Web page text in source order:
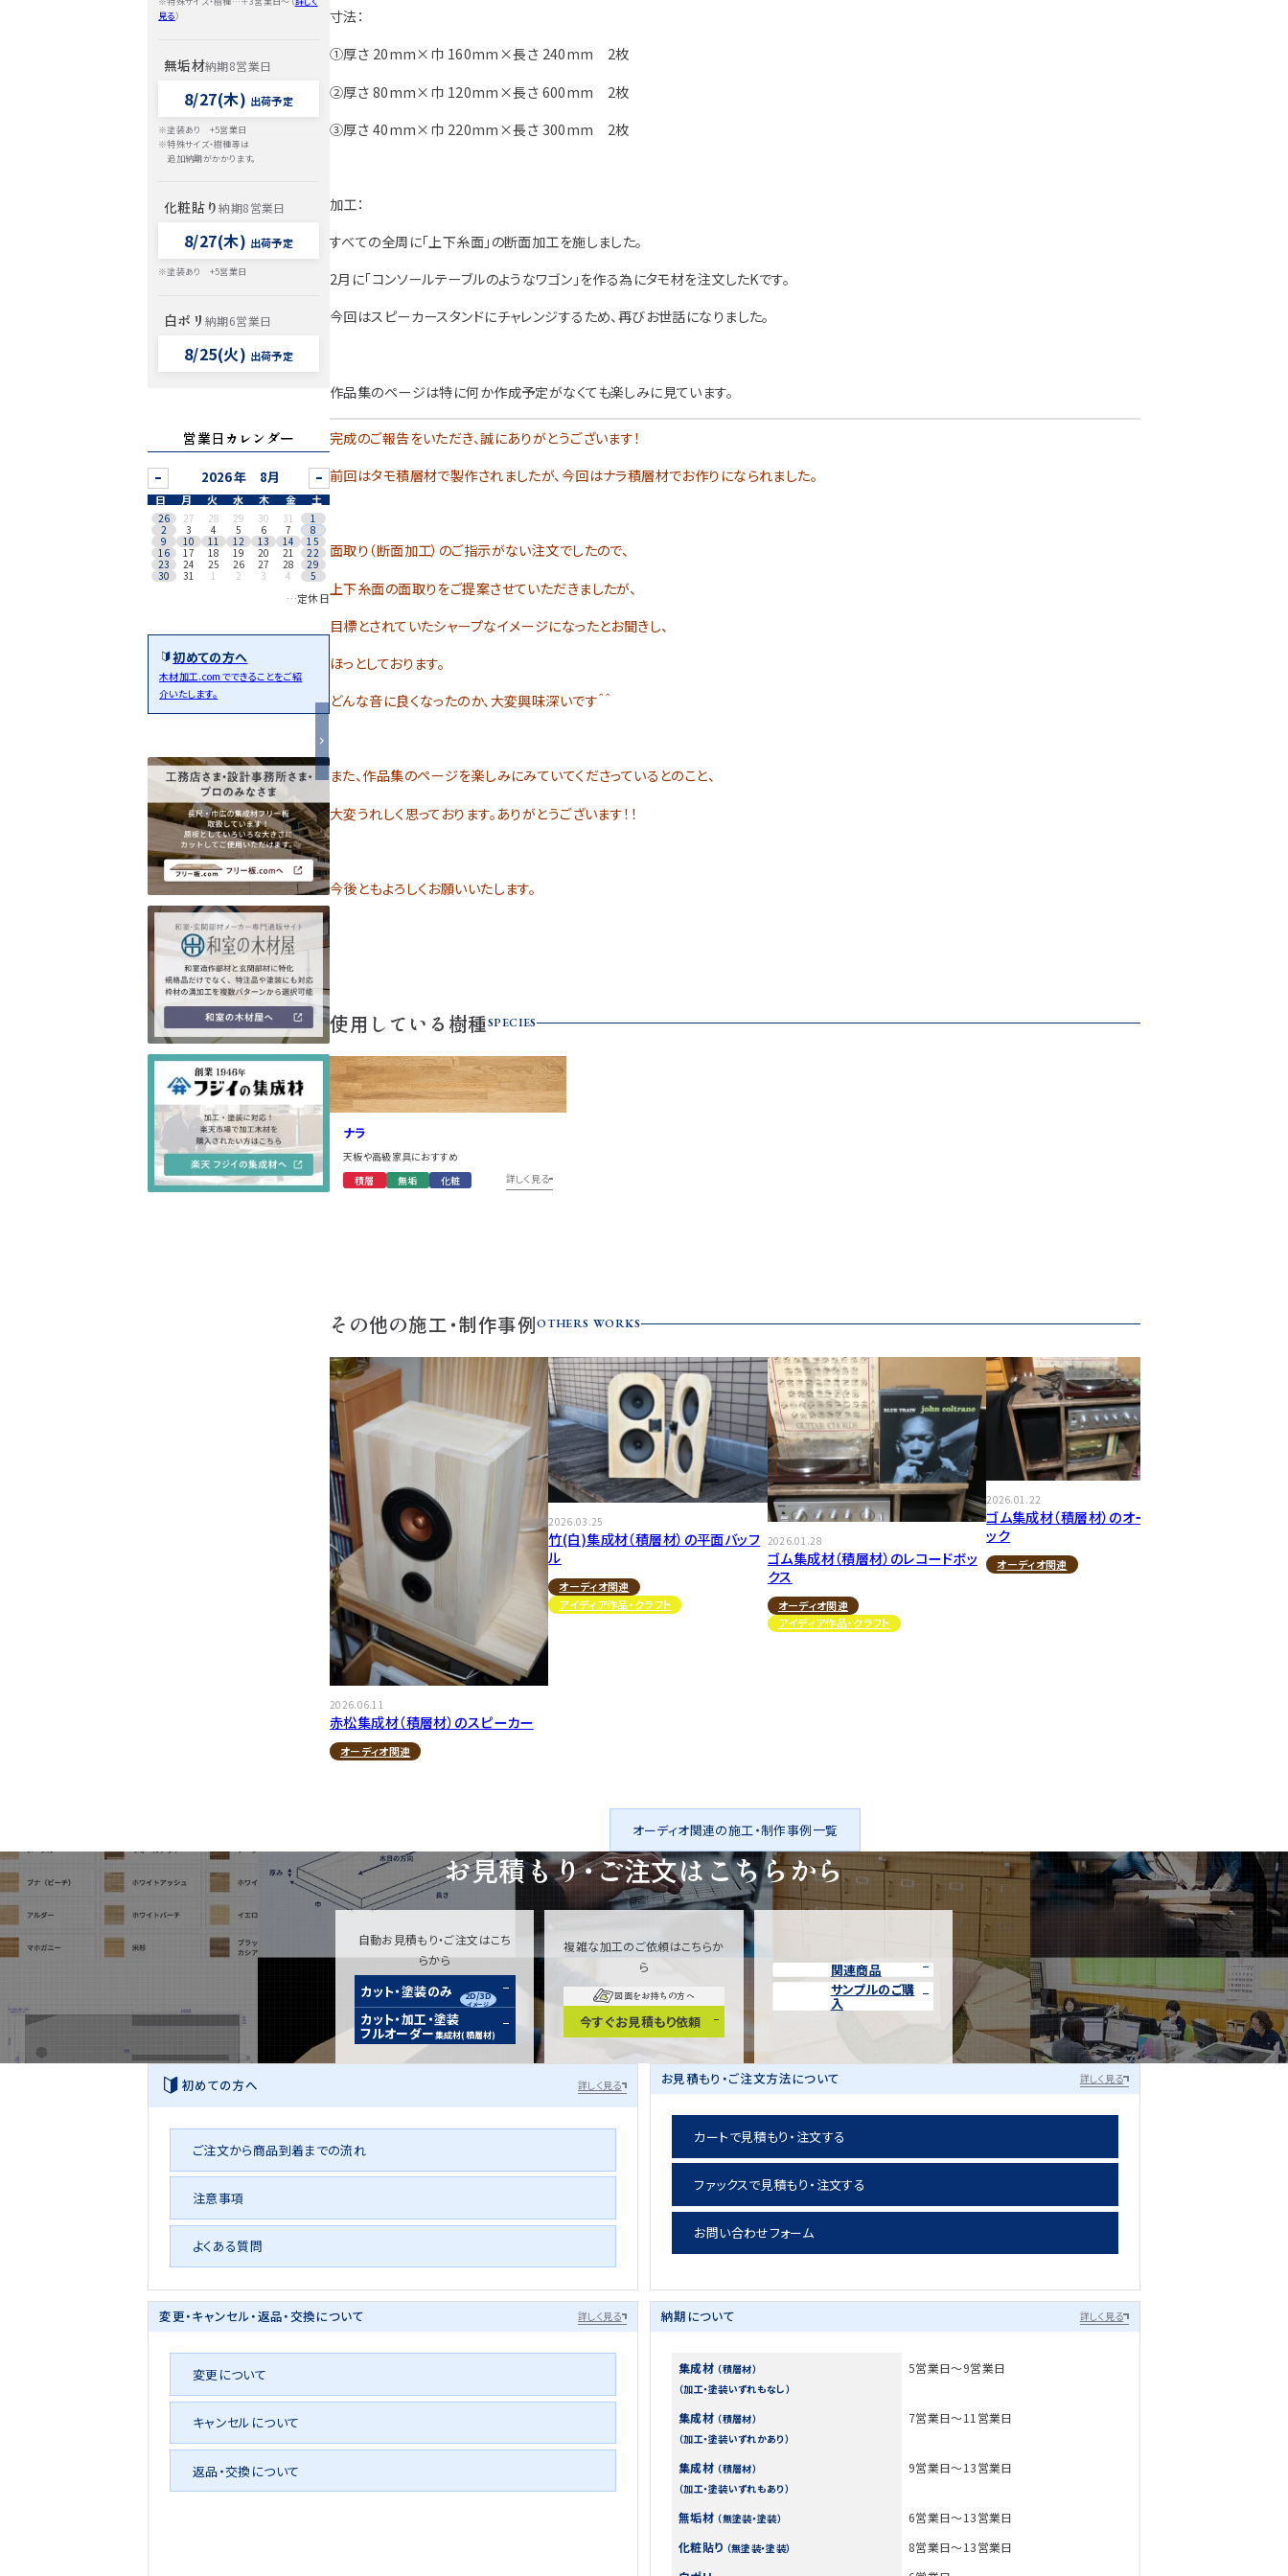
寸法：
①厚さ 20mm×巾 160mm×長さ 240mm 2枚
②厚さ 80mm×巾 120mm×長さ 600mm 2枚
③厚さ 40mm×巾 220mm×長さ 300mm 2枚
加工：
すべての全周に「上下糸面」の断面加工を施しました。
2月に「コンソールテーブルのようなワゴン」を作る為にタモ材を注文したKです。
今回はスピーカースタンドにチャレンジするため、再びお世話になりました。
作品集のページは特に何か作成予定がなくても楽しみに見ています。
完成のご報告をいただき、誠にありがとうございます！
前回はタモ積層材で製作されましたが、今回はナラ積層材でお作りになられました。
面取り（断面加工）のご指示がない注文でしたので、
上下糸面の面取りをご提案させていただきましたが、
目標とされていたシャープなイメージになったとお聞きし、
ほっとしております。
どんな音に良くなったのか、大変興味深いです＾＾
また、作品集のページを楽しみにみていてくださっているとのこと、
大変うれしく思っております。ありがとうございます！！
今後ともよろしくお願いいたします。
使用している樹種SPECIES
ナラ
天板や高級家具におすすめ
積層
無垢 化粧 詳しく見る
その他の施工・制作事例OTHERS WORKS
2026.06.11
赤松集成材（積層材）のスピーカー
オーディオ関連
2026.03.25
竹(白)集成材（積層材）の平面バッフ
ル
オーディオ関連
アイディア作品・クラフト
2026.01.28
ゴム集成材（積層材）のレコードボッ
クス
オーディオ関連
アイディア作品・クラフト
2026.01.22
ゴム集成材（積層材）のオーディオラ
ック
オーディオ関連
オーディオ関連の施工・制作事例一覧
見る）
無垢材納期8営業日
8/27(木) 出荷予定
※塗装あり +5営業日
※特殊サイズ・樹種等は
追加納期がかかります。
化粧貼り納期8営業日
8/27(木) 出荷予定
※塗装あり +5営業日
白ポリ納期6営業日
8/25(火) 出荷予定
営業日カレンダー
8月
日 月 火 水 木 金 土
26 27 28 29 30 31
1
2
3 4 5 6 7
8
9
10 11 12 13 14
15
16
17 18 19 20 21
22
23
24 25 26 27 28
29
30
31 1 2 3 4 5
…定休日
初めての方へ
木材加工.comでできることをご紹
介いたします。
お見積もり・ご注文はこちらから
自動お見積もり・ご注文はこち
らから
カット・塗装のみ
カット・加工・塗装
フルオーダー集成材(積層材)
2D/3D
イメージ
複雑な加工のご依頼はこちらか
ら
図面をお持ちの方へ
今すぐお見積もり依頼
関連商品
サンプルのご購
入
初めての方へ 詳しく見る
ご注文から商品到着までの流れ
注意事項
よくある質問
お見積もり・ご注文方法について 詳しく見る
カートで見積もり・注文する
ファックスで見積もり・注文する
お問い合わせフォーム
変更・キャンセル・返品・交換について 詳しく見る
変更について
キャンセルについて
返品・交換について
納期について 詳しく見る
集成材 （積層材）
（加工・塗装いずれもなし）
5営業日～9営業日
集成材 （積層材）
（加工・塗装いずれかあり）
7営業日～11営業日
集成材 （積層材）
（加工・塗装いずれもあり）
9営業日～13営業日
無垢材 （無塗装・塗装）
6営業日～13営業日
化粧貼り （無塗装・塗装）
8営業日～13営業日